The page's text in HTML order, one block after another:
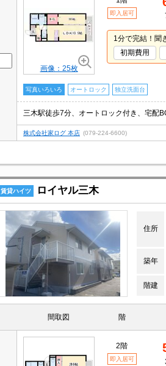
画像：25枚
即入居可
1分で完結！聞
初期費用
写真いろいろ オートロック 独立洗面台
三木駅徒歩7分、オートロック付き、宅配
株式会社家ログ 本店 (079-224-6600)
賃貸ハイツ ロイヤル三木
住所
築年
階建
間取図 階
2階
即入居可